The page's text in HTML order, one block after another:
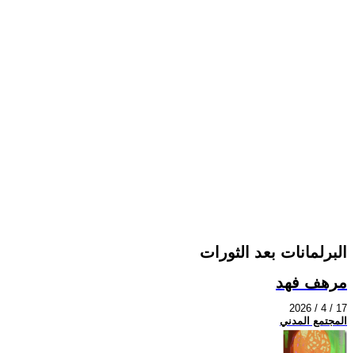
البرلمانات بعد الثورات
مرهف فهد
2026 / 4 / 17
المجتمع المدني